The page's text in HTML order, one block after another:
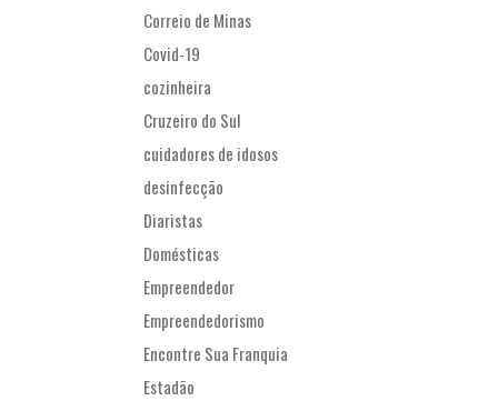
Correio de Minas
Covid-19
cozinheira
Cruzeiro do Sul
cuidadores de idosos
desinfecção
Diaristas
Domésticas
Empreendedor
Empreendedorismo
Encontre Sua Franquia
Estadão